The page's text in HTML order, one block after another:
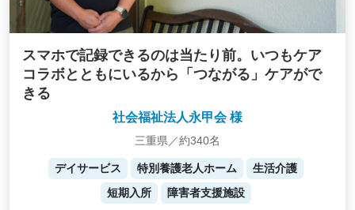
スマホで記録できるのは当たり前。いつもケア
コラボとともにいるから「つながる」ケアがで
きる
社会福祉法人永甲会 様
三重県／約340名
デイサービス 特別養護老人ホーム
生活介護
短期入所
障害者支援施設